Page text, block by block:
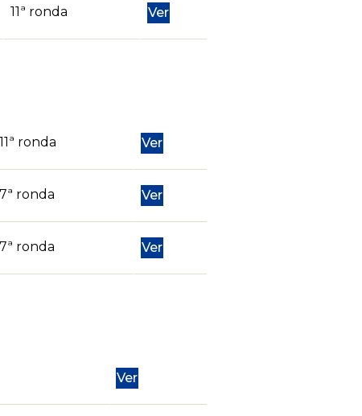
11ª ronda Ver
11ª ronda Ver
7ª ronda Ver
7ª ronda Ver
Ver